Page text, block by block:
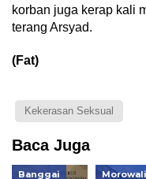
korban juga kerap kali
terang Arsyad.
(Fat)
Kekerasan Seksual
Baca Juga
Banggai
Morowali